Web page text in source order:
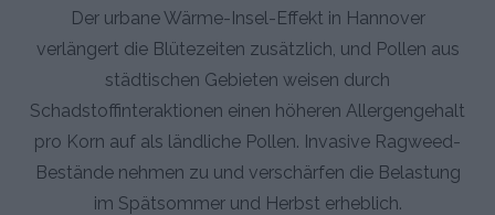
Der urbane Wärme-Insel-Effekt in Hannover
verlängert die Blütezeiten zusätzlich, und Pollen aus
städtischen Gebieten weisen durch
Schadstoffinteraktionen einen höheren Allergengehalt
pro Korn auf als ländliche Pollen. Invasive Ragweed-
Bestände nehmen zu und verschärfen die Belastung
im Spätsommer und Herbst erheblich.